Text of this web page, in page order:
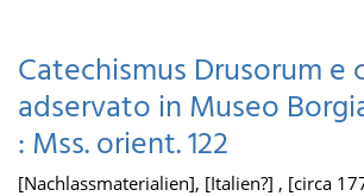
Catechismus Drusorum e
adservato in Museo
: Mss. orient. 122
[Nachlassmaterialien], [Italien?] , [circa